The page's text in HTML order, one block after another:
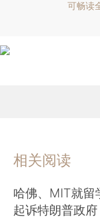
可畅读
相关阅读
哈佛、MIT就留
起诉特朗普政府